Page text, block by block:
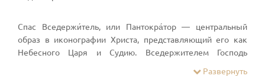
Спас Вседержи́тель, или Пантокра́тор — центральный
образ в иконографии Христа, представляющий его как
Небесного Царя и Судию. Вседержителем Господь
Развернуть